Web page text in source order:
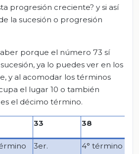
progresión creciente? y si así
la sucesión o progresión
porque el número 73 sí
ya lo puedes ver en los
y al acomodar los términos
el lugar 10 o también
el décimo término.
33 38
3er.
4° término